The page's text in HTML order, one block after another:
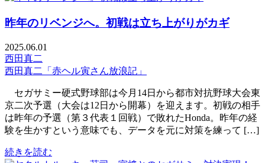
昨年のリベンジへ。初戦は立ち上がりがカギ
2025.06.01
西田真二
西田真二「赤ヘル寅さん放浪記」
セガサミー硬式野球部は今月14日から都市対抗野球大会東
京二次予選（大会は12日から開幕）を迎えます。初戦の相手
は昨年の予選（第３代表１回戦）で敗れたHonda。昨年の経
験を生かすという意味でも、データを元に対策を練って […]
続きを読む